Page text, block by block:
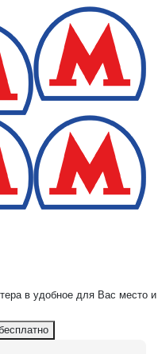
в удобное для Вас место и